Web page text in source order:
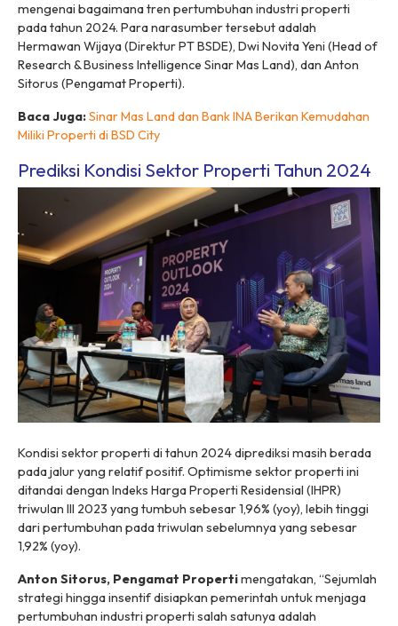
mengenai bagaimana tren pertumbuhan industri properti
pada tahun 2024. Para narasumber tersebut adalah
Hermawan Wijaya (Direktur PT BSDE), Dwi Novita Yeni (Head of
Research & Business Intelligence Sinar Mas Land), dan Anton
Sitorus (Pengamat Properti).
Baca Juga:Sinar Mas Land dan Bank INA Berikan Kemudahan
Miliki Properti di BSD City
Prediksi Kondisi Sektor Properti Tahun 2024
Kondisi sektor properti di tahun 2024 diprediksi masih berada
pada jalur yang relatif positif. Optimisme sektor properti ini
ditandai dengan Indeks Harga Properti Residensial (IHPR)
triwulan III 2023 yang tumbuh sebesar 1,96% (yoy), lebih tinggi
dari pertumbuhan pada triwulan sebelumnya yang sebesar
1,92% (yoy).
Anton Sitorus, Pengamat Propertimengatakan, “Sejumlah
strategi hingga insentif disiapkan pemerintah untuk menjaga
pertumbuhan industri properti salah satunya adalah